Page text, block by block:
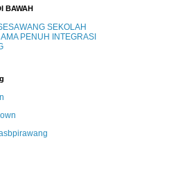
BAWAH
SEKOLAH
PENUH INTEGRASI